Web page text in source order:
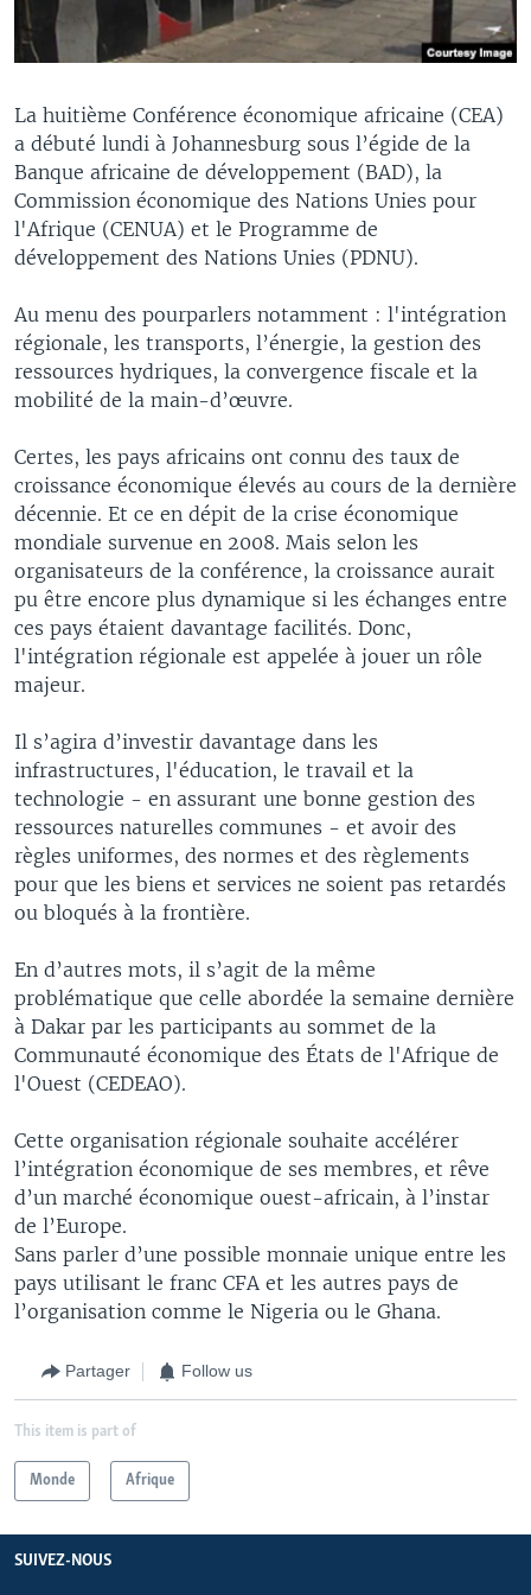
La huitième Conférence économique africaine (CEA)
a débuté lundi à Johannesburg sous l’égide de la
Banque africaine de développement (BAD), la
Commission économique des Nations Unies pour
l'Afrique (CENUA) et le Programme de
développement des Nations Unies (PDNU).
Au menu des pourparlers notamment : l'intégration
régionale, les transports, l’énergie, la gestion des
ressources hydriques, la convergence fiscale et la
mobilité de la main-d’œuvre.
Certes, les pays africains ont connu des taux de
croissance économique élevés au cours de la dernière
décennie. Et ce en dépit de la crise économique
mondiale survenue en 2008. Mais selon les
organisateurs de la conférence, la croissance aurait
pu être encore plus dynamique si les échanges entre
ces pays étaient davantage facilités. Donc,
l'intégration régionale est appelée à jouer un rôle
majeur.
Il s’agira d’investir davantage dans les
infrastructures, l'éducation, le travail et la
technologie - en assurant une bonne gestion des
ressources naturelles communes - et avoir des
règles uniformes, des normes et des règlements
pour que les biens et services ne soient pas retardés
ou bloqués à la frontière.
En d’autres mots, il s’agit de la même
problématique que celle abordée la semaine dernière
à Dakar par les participants au sommet de la
Communauté économique des États de l'Afrique de
l'Ouest (CEDEAO).
Cette organisation régionale souhaite accélérer
l’intégration économique de ses membres, et rêve
d’un marché économique ouest-africain, à l’instar
de l’Europe.
Sans parler d’une possible monnaie unique entre les
pays utilisant le franc CFA et les autres pays de
l’organisation comme le Nigeria ou le Ghana.
Partager Follow us
This item is part of
Monde Afrique
SUIVEZ-NOUS